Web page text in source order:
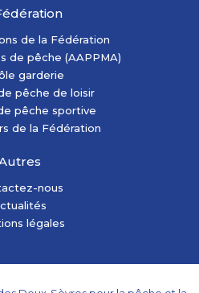
de la Fédération
de pêche (AAPPMA)
garderie
pêche de loisir
pêche sportive
de la Fédération
nous
légales